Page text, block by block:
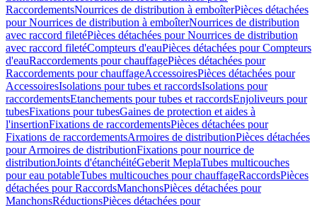
RaccordementsNourrices de distribution à emboîterPièces détachées
pour Nourrices de distribution à emboîterNourrices de distribution
avec raccord filetéPièces détachées pour Nourrices de distribution
avec raccord filetéCompteurs d'eauPièces détachées pour Compteurs
d'eauRaccordements pour chauffagePièces détachées pour
Raccordements pour chauffageAccessoiresPièces détachées pour
AccessoiresIsolations pour tubes et raccordsIsolations pour
raccordementsEtanchements pour tubes et raccordsEnjoliveurs pour
tubesFixations pour tubesGaines de protection et aides à
l'insertionFixations de raccordementsPièces détachées pour
Fixations de raccordementsArmoires de distributionPièces détachées
pour Armoires de distributionFixations pour nourrice de
distributionJoints d'étanchéitéGeberit MeplaTubes multicouches
pour eau potableTubes multicouches pour chauffageRaccordsPièces
détachées pour RaccordsManchonsPièces détachées pour
ManchonsRéductionsPièces détachées pour